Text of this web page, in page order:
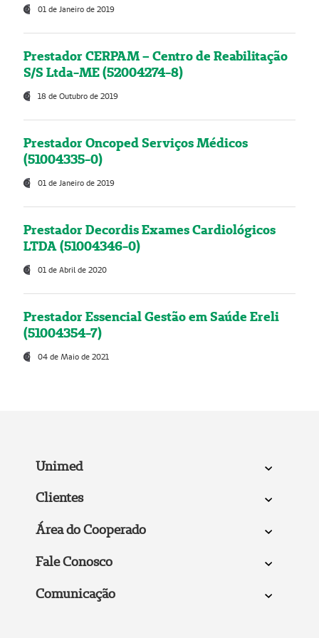
01 de Janeiro de 2019
Prestador CERPAM – Centro de Reabilitação
S/S Ltda-ME (52004274-8)
18 de Outubro de 2019
Prestador Oncoped Serviços Médicos
(51004335-0)
01 de Janeiro de 2019
Prestador Decordis Exames Cardiológicos
LTDA (51004346-0)
01 de Abril de 2020
Prestador Essencial Gestão em Saúde Ereli
(51004354-7)
04 de Maio de 2021
Unimed
Clientes
Área do Cooperado
Fale Conosco
Comunicação